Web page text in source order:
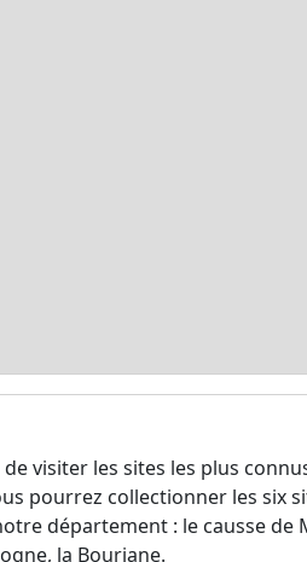
visiter les sites les plus
pourrez collectionner les six
département : le causse de
la Bouriane.